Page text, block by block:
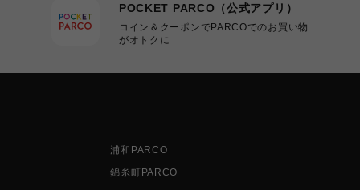
POCKET PARCO（公式アプリ）
コイン＆クーポンでPARCOでのお買い物
がオトクに
浦和PARCO
錦糸町PARCO